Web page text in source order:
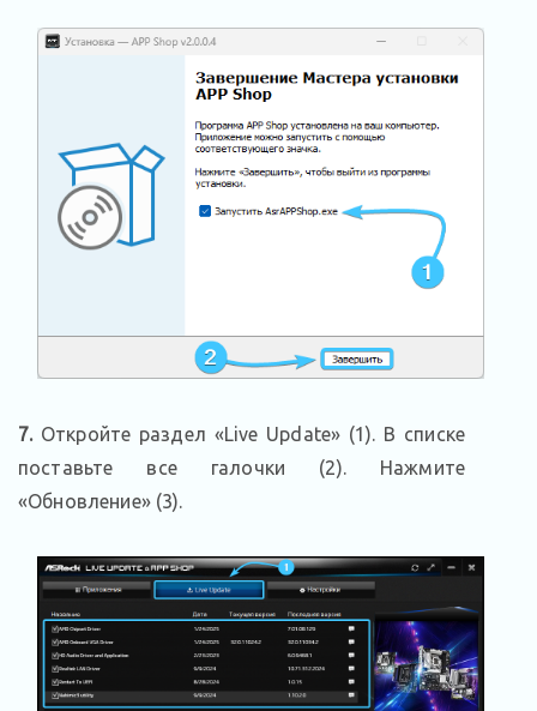
7.Откройте раздел «Live Update» (1). В списке
поставьте все галочки (2). Нажмите
«Обновление» (3).